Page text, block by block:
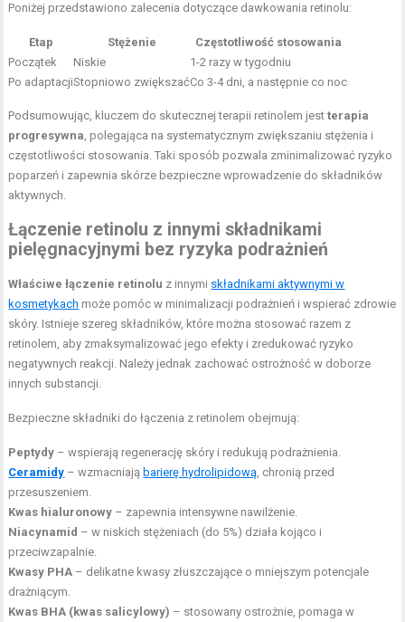
Poniżej przedstawiono zalecenia dotyczące dawkowania retinolu:
Etap Stężenie
Częstotliwość stosowania
Początek
Niskie
1-2 razy w tygodniu
Po adaptacjiStopniowo zwiększaćCo 3-4 dni, a następnie co noc
Podsumowując, kluczem do skutecznej terapii retinolem jestterapia
progresywna , polegająca na systematycznym zwiększaniu stężenia i
częstotliwości stosowania. Taki sposób pozwala zminimalizować ryzyko
poparzeń i zapewnia skórze bezpieczne wprowadzenie do składników
aktywnych.
Łączenie retinolu z innymi składnikami
pielęgnacyjnymi bez ryzyka podrażnień
Właściwe łączenie retinolu z innymi składnikami aktywnymi w
kosmetykach może pomóc w minimalizacji podrażnień i wspierać zdrowie
skóry. Istnieje szereg składników, które można stosować razem z
retinolem, aby zmaksymalizować jego efekty i zredukować ryzyko
negatywnych reakcji. Należy jednak zachować ostrożność w doborze
innych substancji.
Bezpieczne składniki do łączenia z retinolem obejmują:
Peptydy – wspierają regenerację skóry i redukują podrażnienia.
Ceramidy – wzmacniają barierę hydrolipidową , chronią przed
przesuszeniem.
Kwas hialuronowy – zapewnia intensywne nawilżenie.
Niacynamid – w niskich stężeniach (do 5%) działa kojąco i
przeciwzapalnie.
Kwasy PHA – delikatne kwasy złuszczające o mniejszym potencjale
drażniącym.
Kwas BHA (kwas salicylowy) – stosowany ostrożnie, pomaga w